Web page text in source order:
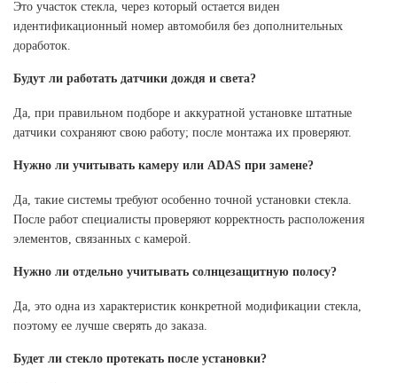
Это участок стекла, через который остается виден
идентификационный номер автомобиля без дополнительных
доработок.
Будут ли работать датчики дождя и света?
Да, при правильном подборе и аккуратной установке штатные
датчики сохраняют свою работу; после монтажа их проверяют.
Нужно ли учитывать камеру или ADAS при замене?
Да, такие системы требуют особенно точной установки стекла.
После работ специалисты проверяют корректность расположения
элементов, связанных с камерой.
Нужно ли отдельно учитывать солнцезащитную полосу?
Да, это одна из характеристик конкретной модификации стекла,
поэтому ее лучше сверять до заказа.
Будет ли стекло протекать после установки?